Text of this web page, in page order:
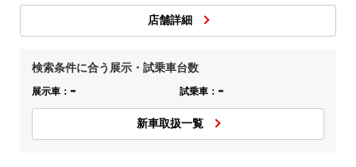
店舗詳細
検索条件に合う展示・試乗車台数
展示車： - 試乗車： -
新車取扱一覧